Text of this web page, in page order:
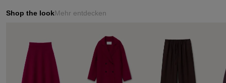
Shop the lookMehr entdecken